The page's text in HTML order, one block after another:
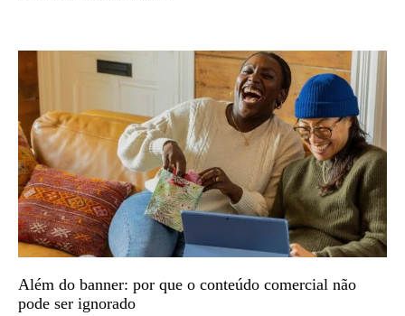
Além do banner: por que o conteúdo comercial não
pode ser ignorado